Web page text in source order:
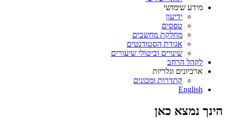
מידע שימושי
ידיעון
טפסים
מחלקת מחשבים
אגודת הסטודנטים
שינויים וביטולי שיעורים
לקהל הרחב
ארכיונים וגלריות
קתדרות ומכונים
English
הינך נמצא כאן